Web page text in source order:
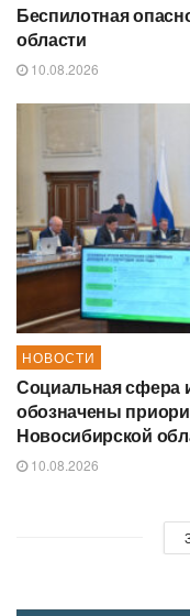
Беспилотная
области
10.08.2026
НОВОСТИ
Социальная сфера
обозначены
Новосибирской
10.08.2026